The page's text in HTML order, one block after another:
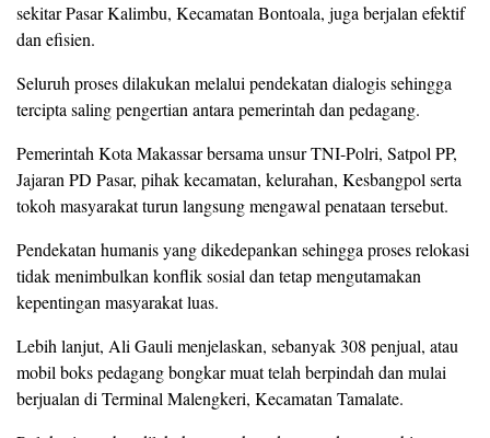
sekitar Pasar Kalimbu, Kecamatan Bontoala, juga berjalan efektif
dan efisien.
Seluruh proses dilakukan melalui pendekatan dialogis sehingga
tercipta saling pengertian antara pemerintah dan pedagang.
Pemerintah Kota Makassar bersama unsur TNI-Polri, Satpol PP,
Jajaran PD Pasar, pihak kecamatan, kelurahan, Kesbangpol serta
tokoh masyarakat turun langsung mengawal penataan tersebut.
Pendekatan humanis yang dikedepankan sehingga proses relokasi
tidak menimbulkan konflik sosial dan tetap mengutamakan
kepentingan masyarakat luas.
Lebih lanjut, Ali Gauli menjelaskan, sebanyak 308 penjual, atau
mobil boks pedagang bongkar muat telah berpindah dan mulai
berjualan di Terminal Malengkeri, Kecamatan Tamalate.